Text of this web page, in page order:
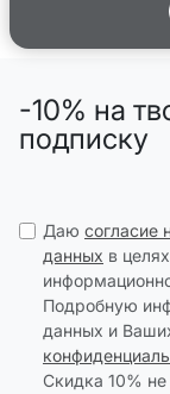
-10% на
подписку
Даю согласие
данных в
Подробную
данных и
Скидка 10%